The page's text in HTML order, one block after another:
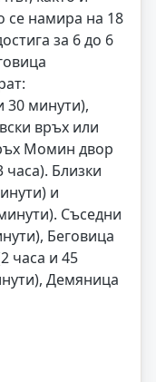
се намира на 18
за 6 до 6
30 минути),
връх или
Момин двор
Близки
и
Съседни
Беговица
часа и 45
Демяница